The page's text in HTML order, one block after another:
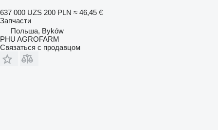
637 000 UZS 200 PLN ≈ 46,45 €
Запчасти
Польша, Byków
PHU AGROFARM
Связаться с продавцом